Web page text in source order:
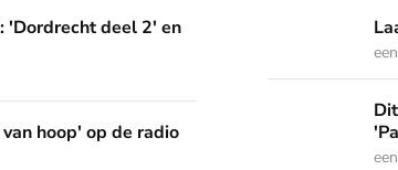
2' en 'Het Woord dat in ons werkt'
'Dordrecht deel 2' en
radio
hoop' op de radio
Laat ons
Dit weekend